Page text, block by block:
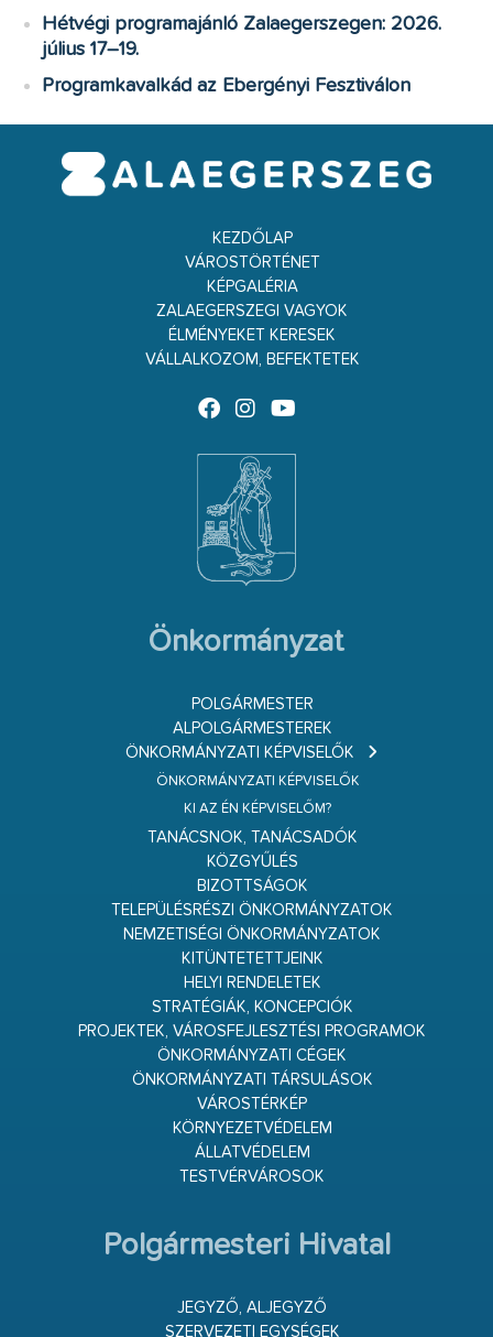
Hétvégi programajánló Zalaegerszegen: 2026.
július 17–19.
Programkavalkád az Ebergényi Fesztiválon
KEZDŐLAP
VÁROSTÖRTÉNET
KÉPGALÉRIA
ZALAEGERSZEGI VAGYOK
ÉLMÉNYEKET KERESEK
VÁLLALKOZOM, BEFEKTETEK
Önkormányzat
POLGÁRMESTER
ALPOLGÁRMESTEREK
ÖNKORMÁNYZATI KÉPVISELŐK
ÖNKORMÁNYZATI KÉPVISELŐK
KI AZ ÉN KÉPVISELŐM?
TANÁCSNOK, TANÁCSADÓK
KÖZGYŰLÉS
BIZOTTSÁGOK
TELEPÜLÉSRÉSZI ÖNKORMÁNYZATOK
NEMZETISÉGI ÖNKORMÁNYZATOK
KITÜNTETETTJEINK
HELYI RENDELETEK
STRATÉGIÁK, KONCEPCIÓK
PROJEKTEK, VÁROSFEJLESZTÉSI PROGRAMOK
ÖNKORMÁNYZATI CÉGEK
ÖNKORMÁNYZATI TÁRSULÁSOK
VÁROSTÉRKÉP
KÖRNYEZETVÉDELEM
ÁLLATVÉDELEM
TESTVÉRVÁROSOK
Polgármesteri Hivatal
JEGYZŐ, ALJEGYZŐ
SZERVEZETI EGYSÉGEK